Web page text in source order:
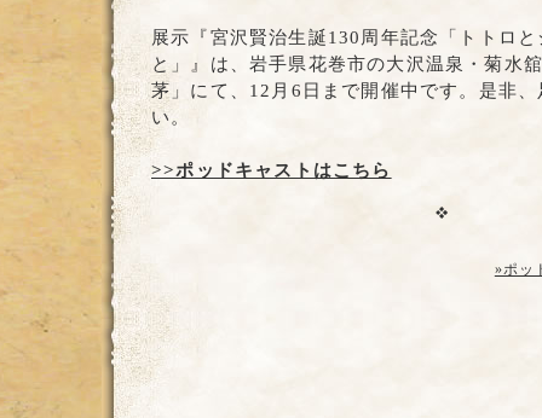
展示『宮沢賢治生誕130周年記念「トトロ
と」』は、岩手県花巻市の大沢温泉・菊水
茅」にて、12月6日まで開催中です。是非
い。
>>ポッドキャストはこちら
»ポッ